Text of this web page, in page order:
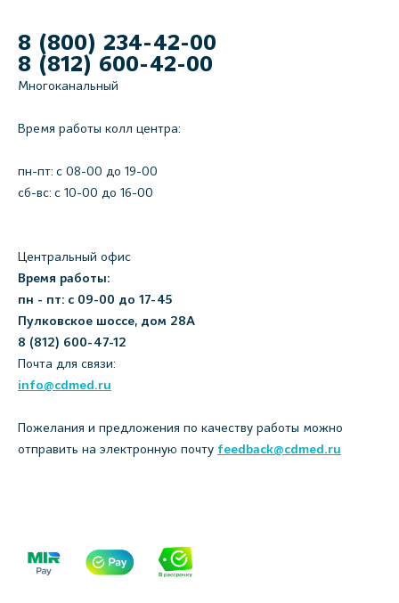
8 (800) 234-42-00
8 (812) 600-42-00
Многоканальный
Время работы колл центра:
пн-пт: c 08-00 до 19-00
сб-вс: с 10-00 до 16-00
Центральный офис
Время работы:
пн - пт: с 09-00 до 17-45
Пулковское шоссе, дом 28А
8 (812) 600-47-12
Почта для связи:
info@cdmed.ru
Пожелания и предложения по качеству работы можно
отправить на электронную почту feedback@cdmed.ru